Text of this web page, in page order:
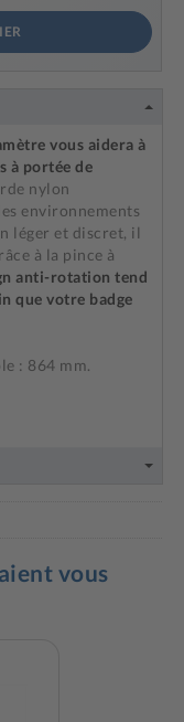
vous aidera à
à portée de
nylon
environnements
léger et discret, il
à la pince à
anti-rotation tend
que votre badge
: 864 mm.
vous